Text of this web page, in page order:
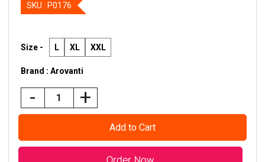
SKU : P0176
Size - L XL XXL
Brand : Arovanti
- +